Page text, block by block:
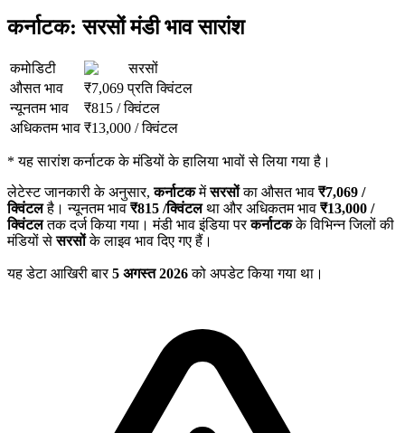
कर्नाटक: सरसों मंडी भाव सारांश
कमोडिटी
सरसों
औसत भाव
₹7,069 प्रति क्विंटल
न्यूनतम भाव
₹815 /क्विंटल
अधिकतम भाव ₹13,000 /क्विंटल
*यह सारांश कर्नाटक के मंडियों के हालिया भावों से लिया गया है।
लेटेस्ट जानकारी के अनुसार,कर्नाटकमेंसरसोंका औसत भाव ₹7,069 /
क्विंटलहै। न्यूनतम भाव ₹815 /क्विंटलथा और अधिकतम भाव ₹13,000 /
क्विंटलतक दर्ज किया गया। मंडी भाव इंडिया परकर्नाटकके विभिन्न जिलों की
मंडियों सेसरसोंके लाइव भाव दिए गए हैं।
यह डेटा आखिरी बार5 अगस्त 2026को अपडेट किया गया था।